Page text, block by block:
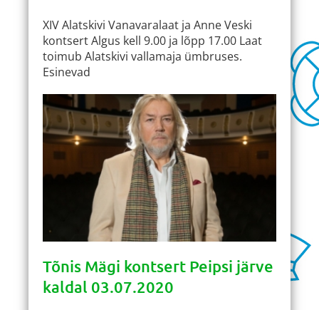
XIV Alatskivi Vanavaralaat ja Anne Veski
kontsert Algus kell 9.00 ja lõpp 17.00 Laat
toimub Alatskivi vallamaja ümbruses.
Esinevad
Tõnis Mägi kontsert Peipsi järve
kaldal 03.07.2020